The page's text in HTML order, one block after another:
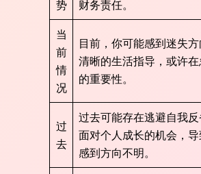
势 财务责任。
当
前
情
况
目前，你可能感到迷失
清晰的生活指导，或许
的重要性。
过
去
过去可能存在逃避自我
面对个人成长的机会，
感到方向不明。